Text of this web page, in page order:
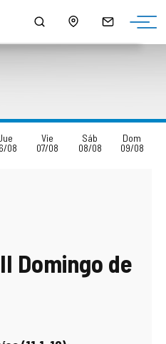
08
Vie
07/08
Sáb
08/08
Dom
09/08
Domingo de
CULTURAL
DIOCESANOS